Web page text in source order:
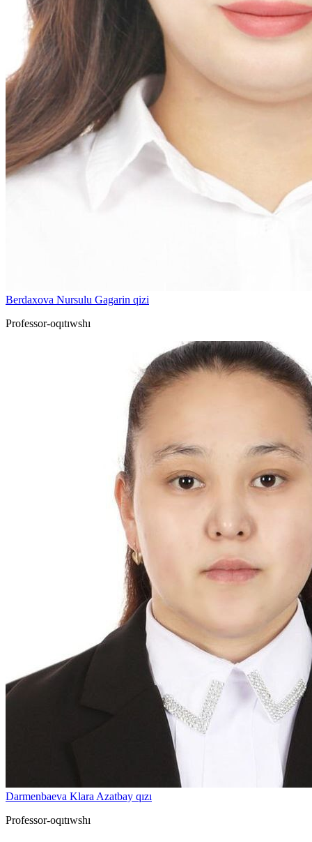
Berdaxova Nursulu Gagarin qizi
Professor-oqıtıwshı
Darmenbaeva Klara Azatbay qızı
Professor-oqıtıwshı